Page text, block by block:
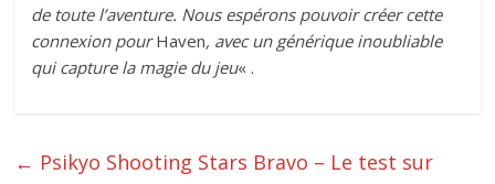
de toute l’aventure. Nous espérons pouvoir créer cette
connexion pourHaven, avec un générique inoubliable
qui capture la magie du jeu« .
← Psikyo Shooting Stars Bravo – Le test sur